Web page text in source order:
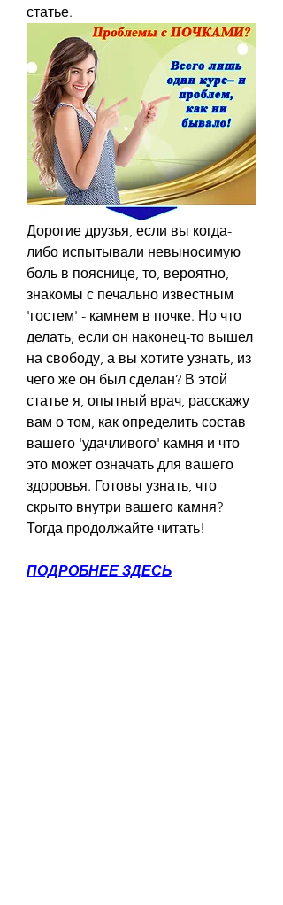
статье.
Дорогие друзья, если вы когда-
либо испытывали невыносимую
боль в пояснице, то, вероятно,
знакомы с печально известным
'гостем' - камнем в почке. Но что
делать, если он наконец-то вышел
на свободу, а вы хотите узнать, из
чего же он был сделан? В этой
статье я, опытный врач, расскажу
вам о том, как определить состав
вашего 'удачливого' камня и что
это может означать для вашего
здоровья. Готовы узнать, что
скрыто внутри вашего камня?
Тогда продолжайте читать!
ПОДРОБНЕЕ ЗДЕСЬ